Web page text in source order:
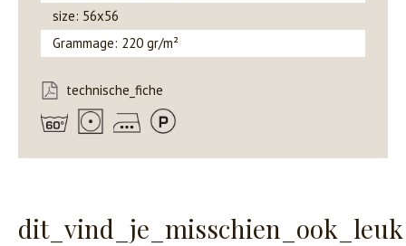
size: 56x56
Grammage: 220 gr/m²
technische_fiche
dit_vind_je_misschien_ook_leuk